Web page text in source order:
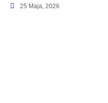
25 Maja, 2026